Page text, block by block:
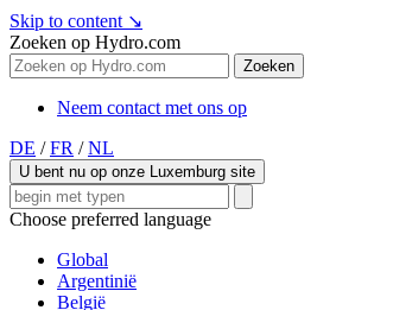
Skip to content ↘
Zoeken op Hydro.com
Zoeken
Neem contact met ons op
DE / FR / NL
U bent nu op onze Luxemburg site
Choose preferred language
Global
Argentinië
België